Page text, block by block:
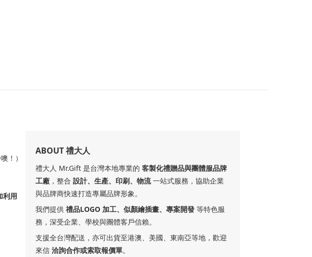
！）
利用
ABOUT 禮大人
禮大人 Mr.Gift 是台灣本地專業的 客製化禮贈品與團體服品牌
工廠 ，整合 設計、生產、印刷、物流一站式服務，協助企業
與品牌商快速打造專屬品牌形象。
我們提供 禮品LOGO 加工、似顏繪插畫、專案開發 等特色服
務，深受企業、學校與團體客戶信賴。
支援全台灣配送，亦可出貨至港澳、美國、東南亞等地，歡迎
來信 洽詢合作或索取報價單。